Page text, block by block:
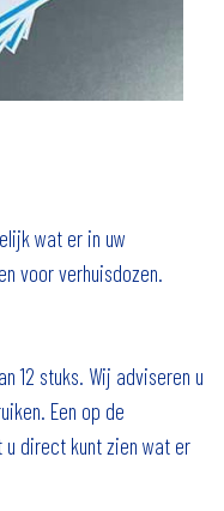
wat er in uw
voor verhuisdozen.
12 stuks. Wij adviseren u
Een op de
direct kunt zien wat er